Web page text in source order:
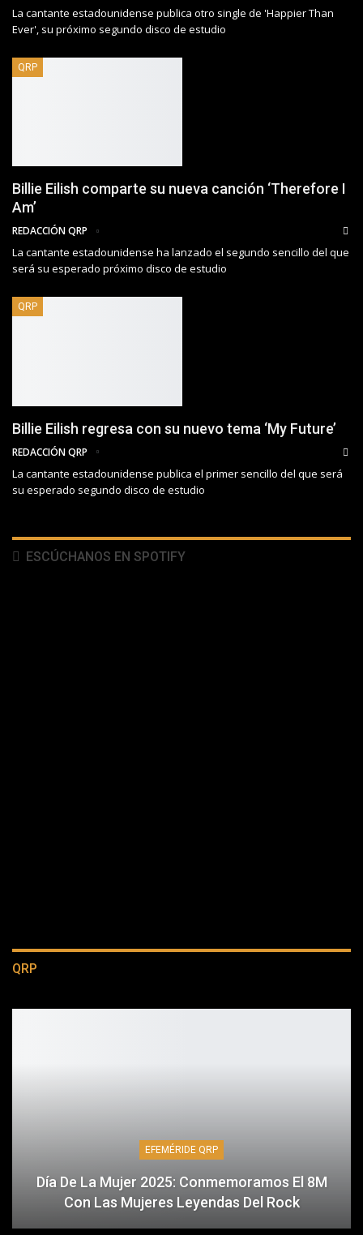
La cantante estadounidense publica otro single de 'Happier Than
Ever', su próximo segundo disco de estudio
QRP
Billie Eilish comparte su nueva canción ‘Therefore I
Am’
REDACCIÓN QRP
La cantante estadounidense ha lanzado el segundo sencillo del que
será su esperado próximo disco de estudio
QRP
Billie Eilish regresa con su nuevo tema ‘My Future’
REDACCIÓN QRP
La cantante estadounidense publica el primer sencillo del que será
su esperado segundo disco de estudio
ESCÚCHANOS EN SPOTIFY
QRP
EFEMÉRIDE QRP
Día De La Mujer 2025: Conmemoramos El 8M
Con Las Mujeres Leyendas Del Rock